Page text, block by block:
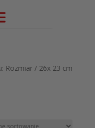
Rozmiar / 26x 23 cm